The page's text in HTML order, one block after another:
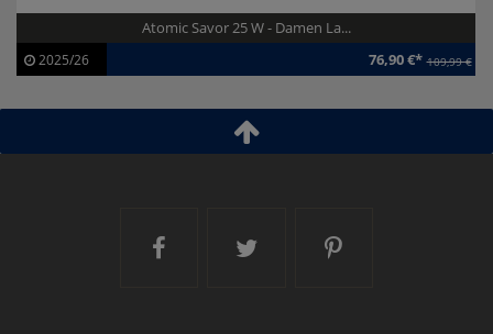
Atomic Savor 25 W - Damen La...
Artikel-ID:
113308
2025/26 76,90 €* 109,99 €
Ski and More auf Facebook
Ski and More auf
Ski and More